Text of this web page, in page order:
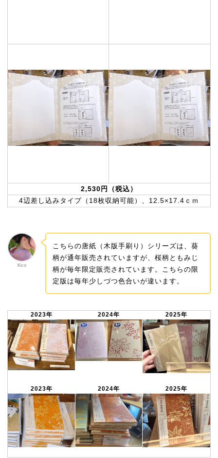
2,530円（税込）
4辺差し込みタイプ（18枚収納可能）、12.5×17.4ｃｍ
Kico
こちらの唐紙（木版手刷り）シリーズは、葵
柄が通年販売されていますが、桜柄ともみじ
柄が毎年限定販売されています。こちらの限
定版は毎年少しづつ色合いが違います。
2023年 2024年 2025年
2023年 2024年 2025年